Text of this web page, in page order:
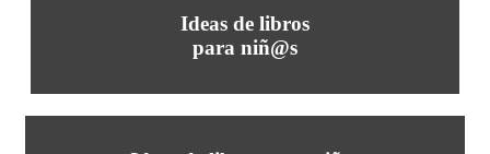
Ideas de libros
para niñ@s